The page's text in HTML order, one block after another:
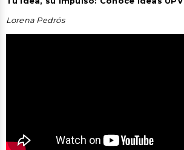
Lorena Pedrós